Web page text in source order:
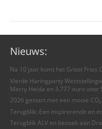
Nieuws:
Na 10 jaar komt het Groot Fries
Vierde Haringparty
Marry Heida en 3.777 euro voor
2026 gestart met een mooie
Terugblik: Een inspirerende en
Terugblik ALV en bezoek aan